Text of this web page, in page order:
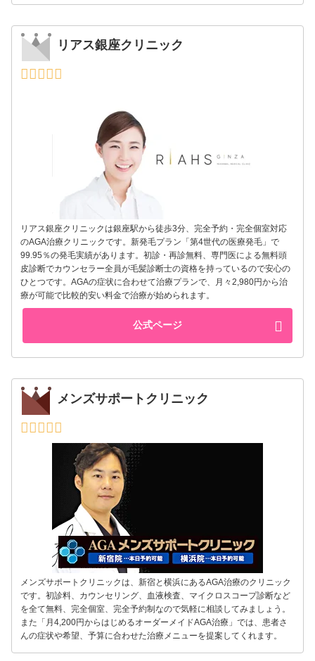
リアス銀座クリニック
リアス銀座クリニックは銀座駅から徒歩3分、完全予約・完全個室対応
のAGA治療クリニックです。新発毛プラン「第4世代の医療発毛」で
99.95％の発毛実績があります。初診・再診無料、専門医による無料頭
皮診断でカウンセラー全員が毛髪診断士の資格を持っているので安心の
ひとつです。AGAの症状に合わせて治療プランで、月々2,980円から治
療が可能で比較的安い料金で治療が始められます。
公式ページ
メンズサポートクリニック
メンズサポートクリニックは、新宿と横浜にあるAGA治療のクリニック
です。初診料、カウンセリング、血液検査、マイクロスコープ診断など
を全て無料、完全個室、完全予約制なので気軽に相談してみましょう。
また「月4,200円からはじめるオーダーメイドAGA治療」では、患者さ
んの症状や希望、予算に合わせた治療メニューを提案してくれます。